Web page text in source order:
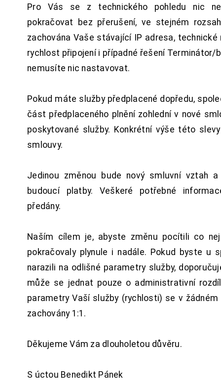
Pro Vás se z technického pohledu nic
pokračovat bez přerušení, ve stejném
zachována Vaše stávající IP adresa, technické
rychlost připojení i případné řešení Terminátor/
nemusíte nic nastavovat.
Pokud máte služby předplacené dopředu,
část předplaceného plnění zohlední v nové
poskytované služby. Konkrétní výše této
smlouvy.
Jedinou změnou bude nový smluvní vztah
budoucí platby. Veškeré potřebné
předány.
Naším cílem je, abyste změnu pocítili co
pokračovaly plynule i nadále. Pokud byste u
narazili na odlišné parametry služby,
může se jednat pouze o administrativní
parametry Vaší služby (rychlosti) se v
zachovány 1:1.
Děkujeme Vám za dlouholetou důvěru.
S úctou Benedikt Pánek